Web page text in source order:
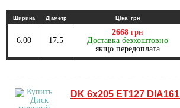
Ширина Діаметр Ціна, грн
6.00 17.5
2668 грн
Доставка безкоштовно
якщо передоплата
DK 6х205 ET127